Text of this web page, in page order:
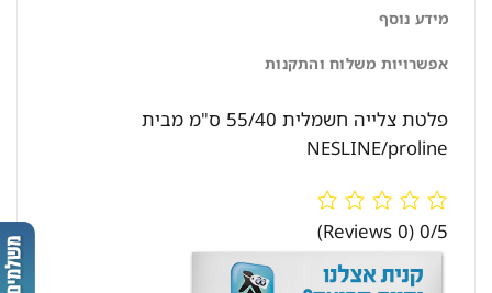
מידע נוסף
אפשרויות משלוח והתקנות
פלטת צלייה חשמלית 55/40 ס"מ מבית
NESLINE/proline
0/5
(0 Reviews)